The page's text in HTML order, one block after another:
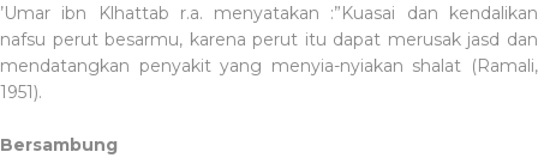
’Umar ibn Klhattab r.a. menyatakan :”Kuasai dan kendalikan
nafsu perut besarmu, karena perut itu dapat merusak jasd dan
mendatangkan penyakit yang menyia-nyiakan shalat (Ramali,
1951).
Bersambung